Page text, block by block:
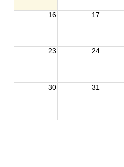
16 17
23 24
30 31